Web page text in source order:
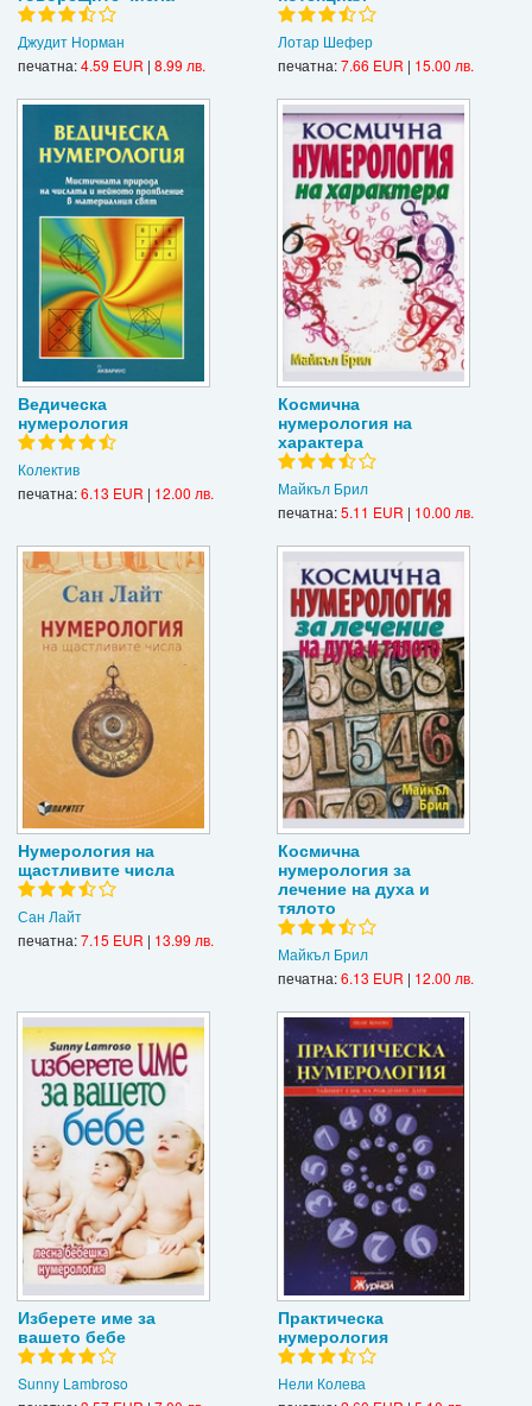
Джудит Норман
печатна:4.59 EUR | 8.99 лв.
Лотар Шефер
печатна:7.66 EUR | 15.00 лв.
Ведическа
нумерология
Колектив
печатна:6.13 EUR | 12.00 лв.
Космична
нумерология на
характера
Майкъл Брил
печатна:5.11 EUR | 10.00 лв.
Нумерология на
щастливите числа
Сан Лайт
печатна:7.15 EUR | 13.99 лв.
Космична
нумерология за
лечение на духа и
тялото
Майкъл Брил
печатна:6.13 EUR | 12.00 лв.
Изберете име за
вашето бебе
Sunny Lambroso
Практическа
нумерология
Нели Колева